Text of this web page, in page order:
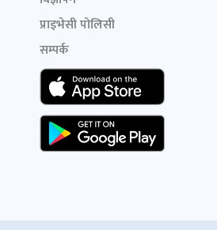
प्राइभेसी पोलिसी
सम्पर्क